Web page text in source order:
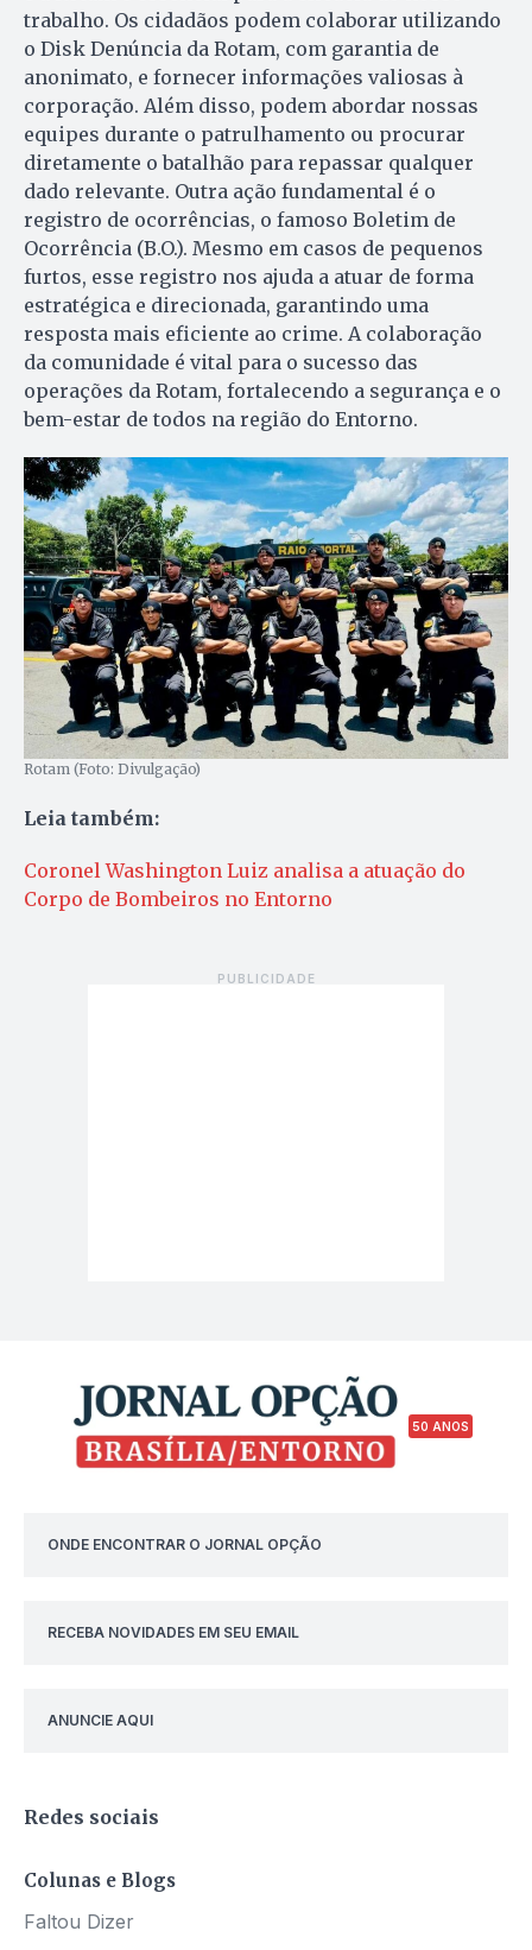
trabalho. Os cidadãos podem colaborar utilizando
o Disk Denúncia da Rotam, com garantia de
anonimato, e fornecer informações valiosas à
corporação. Além disso, podem abordar nossas
equipes durante o patrulhamento ou procurar
diretamente o batalhão para repassar qualquer
dado relevante. Outra ação fundamental é o
registro de ocorrências, o famoso Boletim de
Ocorrência (B.O.). Mesmo em casos de pequenos
furtos, esse registro nos ajuda a atuar de forma
estratégica e direcionada, garantindo uma
resposta mais eficiente ao crime. A colaboração
da comunidade é vital para o sucesso das
operações da Rotam, fortalecendo a segurança e o
bem-estar de todos na região do Entorno.
Rotam (Foto: Divulgação)
Leia também:
Coronel Washington Luiz analisa a atuação do
Corpo de Bombeiros no Entorno
50 ANOS
ONDE ENCONTRAR O JORNAL OPÇÃO
RECEBA NOVIDADES EM SEU EMAIL
ANUNCIE AQUI
Redes sociais
Colunas e Blogs
Faltou Dizer